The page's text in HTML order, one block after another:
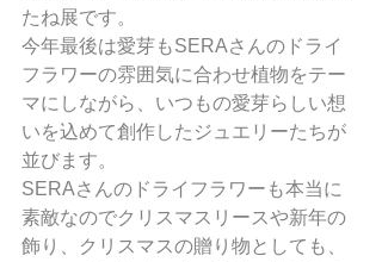
たね展です。
今年最後は愛芽もSERAさんのドライ
フラワーの雰囲気に合わせ植物をテー
マにしながら、いつもの愛芽らしい想
いを込めて創作したジュエリーたちが
並びます。
SERAさんのドライフラワーも本当に
素敵なのでクリスマスリースや新年の
飾り、クリスマスの贈り物としても、